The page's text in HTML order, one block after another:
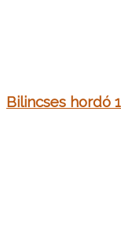
Bilincses hordó